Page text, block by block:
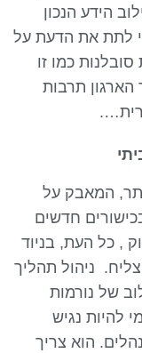
הידע הנכון
לתת את הדעת על
כמו זו
תרבות
המאבק על
חדשים
, כל העת, בניוד
ניהול תהליך
של נורמות
להיות נגיש
הוא צריך